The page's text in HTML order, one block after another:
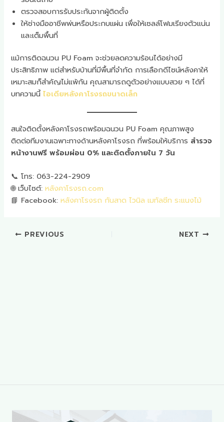
ตรวจสอบการรับประกันจากผู้ติดตั้ง
ให้ช่างมืออาชีพพ่นหรือประกบแผ่น เพื่อให้เซลล์โฟมเรียงตัวแน่น
และเต็มพื้นที่
แม้การติดฉนวน PU Foam จะช่วยลดความร้อนได้อย่างมี
ประสิทธิภาพ แต่สำหรับบ้านที่มีพื้นที่จำกัด การเลือกดีไซน์หลังคาให้
เหมาะสมก็สำคัญไม่แพ้กัน คุณสามารถดูตัวอย่างแบบสวย ๆ ได้ที่
บทความนี้ไอเดียหลังคาโรงรถขนาดเล็ก
สนใจติดตั้งหลังคาโรงรถพร้อมฉนวน PU Foam คุณภาพสูง
ติดต่อทีมงานเฉพาะทางด้านหลังคาโรงรถ ที่พร้อมให้บริการ สำรวจ
หน้างานฟรี พร้อมผ่อน 0% และติดตั้งภายใน 7 วัน
📞 โทร: 063-224-2909
🌐 เว็บไซต์:หลังคาโรงรถ.com
📘 Facebook:หลังคาโรงรถ กันสาด ไวนิล เมทัลชีท ระแนงไม้
PREVIOUS NEXT